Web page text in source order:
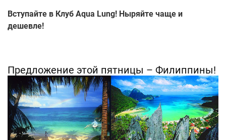
Вступайте в Клуб Aqua Lung! Ныряйте чаще и
дешевле!
Предложение этой пятницы – Филиппины!